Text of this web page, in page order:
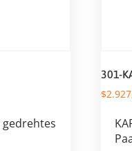
gedrehtes
301-
$